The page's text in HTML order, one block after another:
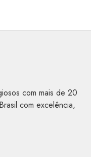
com mais de 20
com excelência,